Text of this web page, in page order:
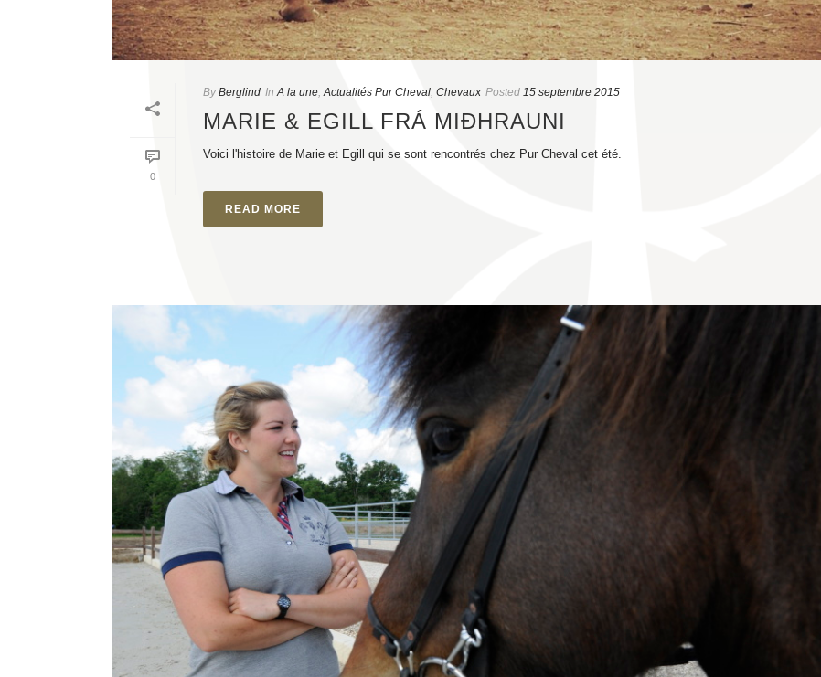
0
By Berglind In A la une Actualités Pur Cheval Chevaux Posted 15 septembre 2015
MARIE & EGILL FRÁ MIÐHRAUNI
Voici l'histoire de Marie et Egill qui se sont rencontrés chez Pur Cheval cet été.
READ MORE